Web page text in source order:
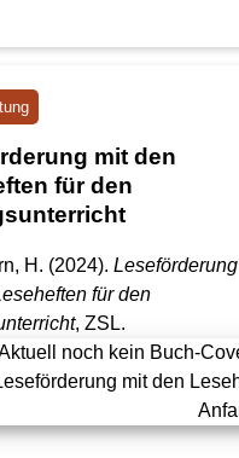
mit den
für den
H. (2024). Leseförderung
für den
, ZSL.